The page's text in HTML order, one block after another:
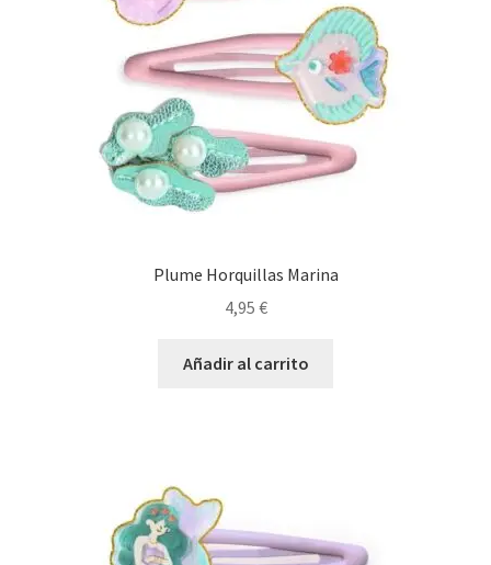
Plume Horquillas Marina
4,95 €
Añadir al carrito